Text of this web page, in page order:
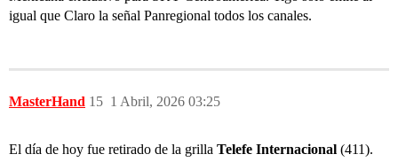
igual que Claro la señal Panregional todos los canales.
MasterHand 1 Abril, 2026 03:25
15
El día de hoy fue retirado de la grilla Telefe Internacional (411).